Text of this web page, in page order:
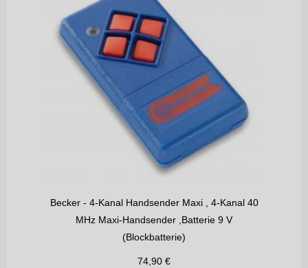
Becker - 4-Kanal Handsender Maxi , 4-Kanal 40
MHz Maxi-Handsender ,Batterie 9 V
(Blockbatterie)
74,90 €